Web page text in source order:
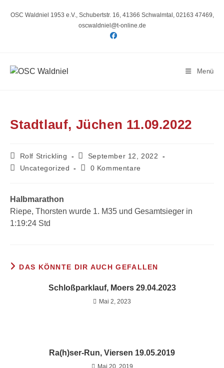
InhaltOSC Waldniel 1953 e.V., Schubertstr. 16, 41366 Schwalmtal, 02163 47469,
oscwaldniel@t-online.de
Menü
Stadtlauf, Jüchen 11.09.2022
Beitrags-
Autor:
Rolf Strickling
Beitrag
veröffentlicht:
September 12, 2022
Beitrags-
Uncategorized
Beitrags-
0 Kommentare
Halbmarathon
Riepe, Thorsten wurde 1. M35 und Gesamtsieger in
1:19:24 Std
DAS KÖNNTE DIR AUCH GEFALLEN
Schloßparklauf, Moers 29.04.2023
Mai 2, 2023
Ra(h)ser-Run, Viersen 19.05.2019
Mai 20, 2019